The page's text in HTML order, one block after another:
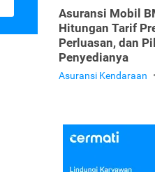
Asuransi Mobil
Hitungan Tarif
Perluasan, dan
Penyedianya
Asuransi Kendaraan •